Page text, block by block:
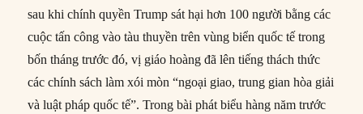
sau khi chính quyền Trump sát hại hơn 100 người bằng các
cuộc tấn công vào tàu thuyền trên vùng biển quốc tế trong
bốn tháng trước đó, vị giáo hoàng đã lên tiếng thách thức
các chính sách làm xói mòn “ngoại giao, trung gian hòa giải
và luật pháp quốc tế”. Trong bài phát biểu hàng năm trước